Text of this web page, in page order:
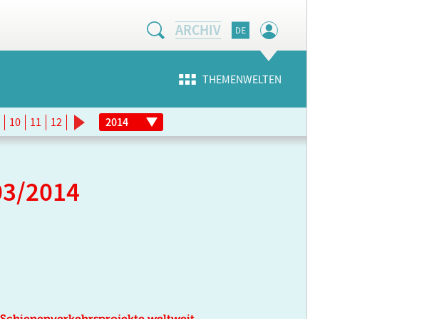
ARCHIV
THEMENWELTEN
10 11 12 >
2014